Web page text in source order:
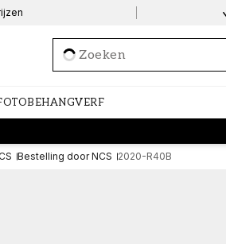
Loading…
VERF
Bestelling door NCS 2020-R40B